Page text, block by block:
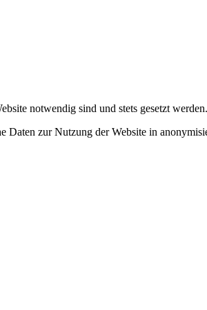
notwendig sind und stets gesetzt werden.
Daten zur Nutzung der Website in